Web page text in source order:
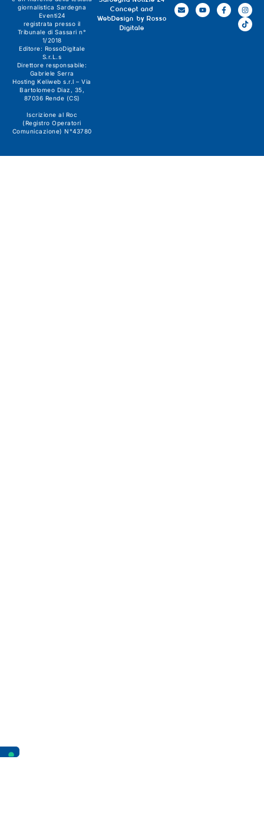
Concept and
WebDesign by Rosso
Digitale
giornalistica Sardegna
Eventi24
registrata presso il
Tribunale di Sassari n°
1/2018
Editore: RossoDigitale
S.r.L.s
Direttore responsabile:
Gabriele Serra
Hosting Keliweb s.r.l – Via
Bartolomeo Diaz, 35,
87036 Rende (CS)
Iscrizione al Roc
(Registro Operatori
Comunicazione) N°43780